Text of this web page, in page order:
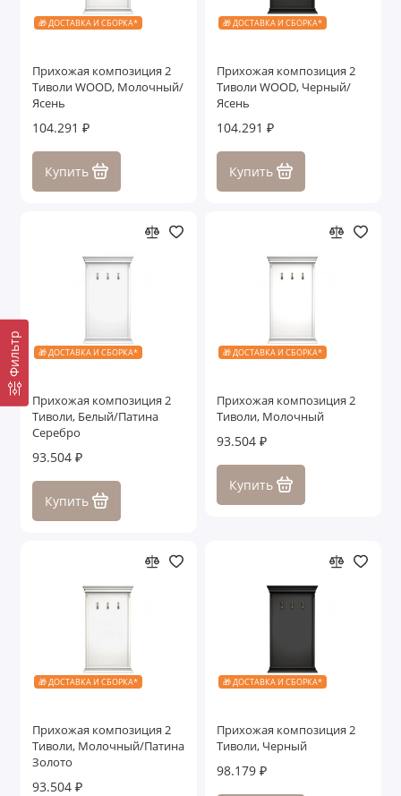
Фильтр
🎁 ДОСТАВКА И СБОРКА*
Прихожая композиция 2
Тиволи WOOD, Молочный/
Ясень
104.291 ₽
Купить
🎁 ДОСТАВКА И СБОРКА*
Прихожая композиция 2
Тиволи WOOD, Черный/
Ясень
104.291 ₽
Купить
🎁 ДОСТАВКА И СБОРКА*
Прихожая композиция 2
Тиволи, Белый/Патина
Серебро
93.504 ₽
Купить
🎁 ДОСТАВКА И СБОРКА*
Прихожая композиция 2
Тиволи, Молочный
93.504 ₽
Купить
🎁 ДОСТАВКА И СБОРКА*
Прихожая композиция 2
Тиволи, Молочный/Патина
Золото
93.504 ₽
🎁 ДОСТАВКА И СБОРКА*
Прихожая композиция 2
Тиволи, Черный
98.179 ₽